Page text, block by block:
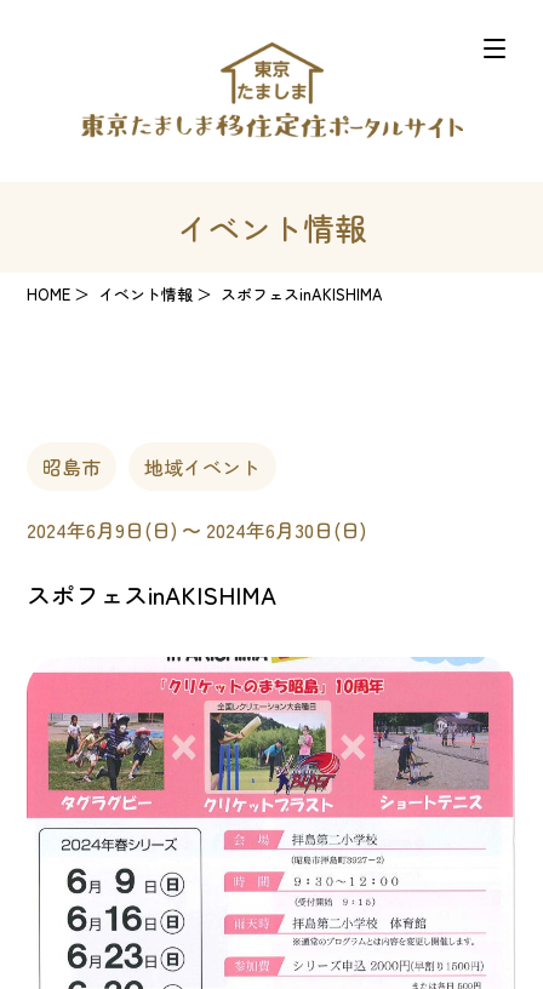
イベント情報
HOME イベント情報 スポフェスinAKISHIMA
昭島市 地域イベント
2024年6月9日(日) 〜 2024年6月30日(日)
スポフェスinAKISHIMA